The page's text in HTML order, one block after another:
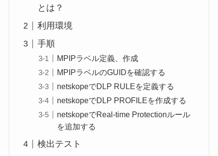
とは？
利用環境
手順
MPIPラベル定義、作成
MPIPラベルのGUIDを確認する
netskopeでDLP RULEを定義する
netskopeでDLP PROFILEを作成する
netskopeでReal-time Protectionルール
を追加する
検出テスト